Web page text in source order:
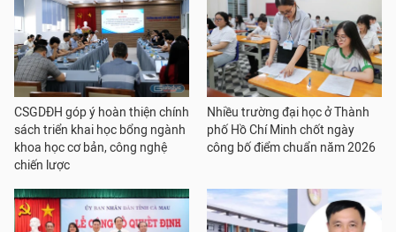
CSGDĐH góp ý hoàn thiện chính
sách triển khai học bổng ngành
khoa học cơ bản, công nghệ
chiến lược
Nhiều trường đại học ở Thành
phố Hồ Chí Minh chốt ngày
công bố điểm chuẩn năm 2026